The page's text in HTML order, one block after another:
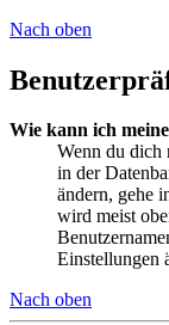
Nach oben
Wie kann ich
Wenn du dich
in der
ändern, gehe
wird meist
Einstellungen
Nach oben